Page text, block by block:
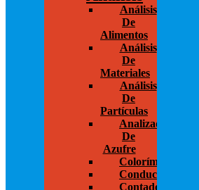
Análisis
De
Alimentos
Análisis
De
Materiales
Análisis
De
Partículas
Analizador
De
Azufre
Colorímetros
Conductivímetros
Contador